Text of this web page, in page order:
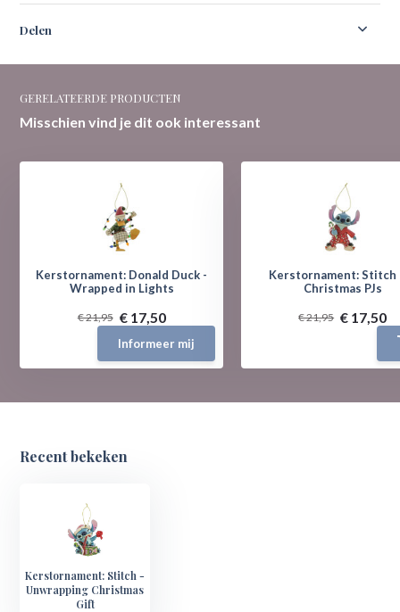
Delen
GERELATEERDE PRODUCTEN
Misschien vind je dit ook interessant
Kerstornament: Donald Duck -
Wrapped in Lights
€ 21,95 € 17,50
Informeer mij
Kerstornament: Stitch
Christmas PJs
€ 21,95 € 17,50
Recent bekeken
Kerstornament: Stitch -
Unwrapping Christmas
Gift